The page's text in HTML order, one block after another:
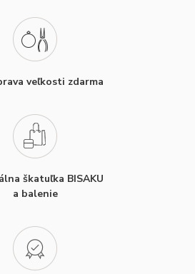
veľkosti zdarma
škatuľka BISAKU
a balenie